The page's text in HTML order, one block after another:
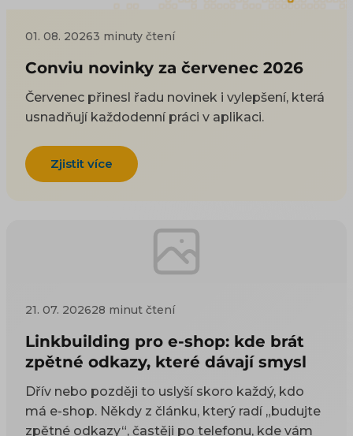
01. 08. 20263 minuty čtení
Conviu novinky za červenec 2026
Červenec přinesl řadu novinek i vylepšení, která
usnadňují každodenní práci v aplikaci.
Zjistit více
21. 07. 202628 minut čtení
Linkbuilding pro e-shop: kde brát
zpětné odkazy, které dávají smysl
Dřív nebo později to uslyší skoro každý, kdo
má e-shop. Někdy z článku, který radí „budujte
zpětné odkazy“, častěji po telefonu, kde vám